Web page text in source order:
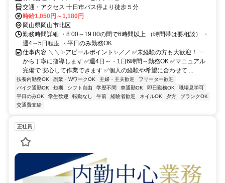
交通・アクセス 十日市バス停より徒歩５分
時給1,050円～1,180円
岡山県岡山市北区
勤務時間詳細 ・8:00～19:00の間で6時間以上 （時間帯は要相談） ・
週4～5日程度 ・平日のみ勤務OK
仕事内容 ＼＼✨アピールポイント✨／／ ✅未経験の方も大歓迎！ 一
から丁寧に指導します ✅週4日～・1日6時間～勤務OK ✅マニュアル
完備で 安心して作業できます ✅個人の経験や希望に合わせて ...
扶養内勤務OK 副業・WワークOK 主婦・主夫歓迎
フリーター歓迎
バイク通勤OK
短期 シフト自由 学歴不問 車通勤OK 即日勤務OK
職場見学可
平日のみOK
学生歓迎 転勤なし 午前 経験者歓迎 ネイルOK 夕方
ブランクOK
交通費支給
正社員